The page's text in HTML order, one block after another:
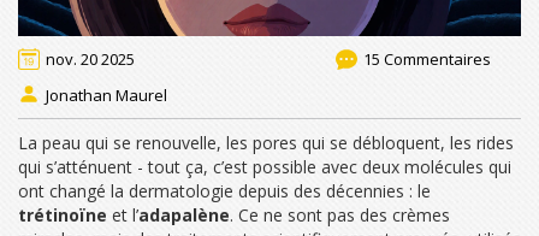
nov. 20 2025
15 Commentaires
Jonathan Maurel
La peau qui se renouvelle, les pores qui se débloquent, les rides
qui s’atténuent - tout ça, c’est possible avec deux molécules qui
ont changé la dermatologie depuis des décennies : le
trétinoïne et l’adapalène. Ce ne sont pas des crèmes